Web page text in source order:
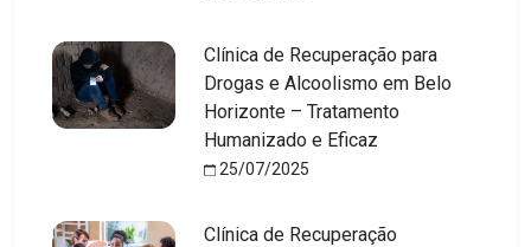
Clínica de Recuperação para
Drogas e Alcoolismo em Belo
Horizonte – Tratamento
Humanizado e Eficaz
25/07/2025
Clínica de Recuperação